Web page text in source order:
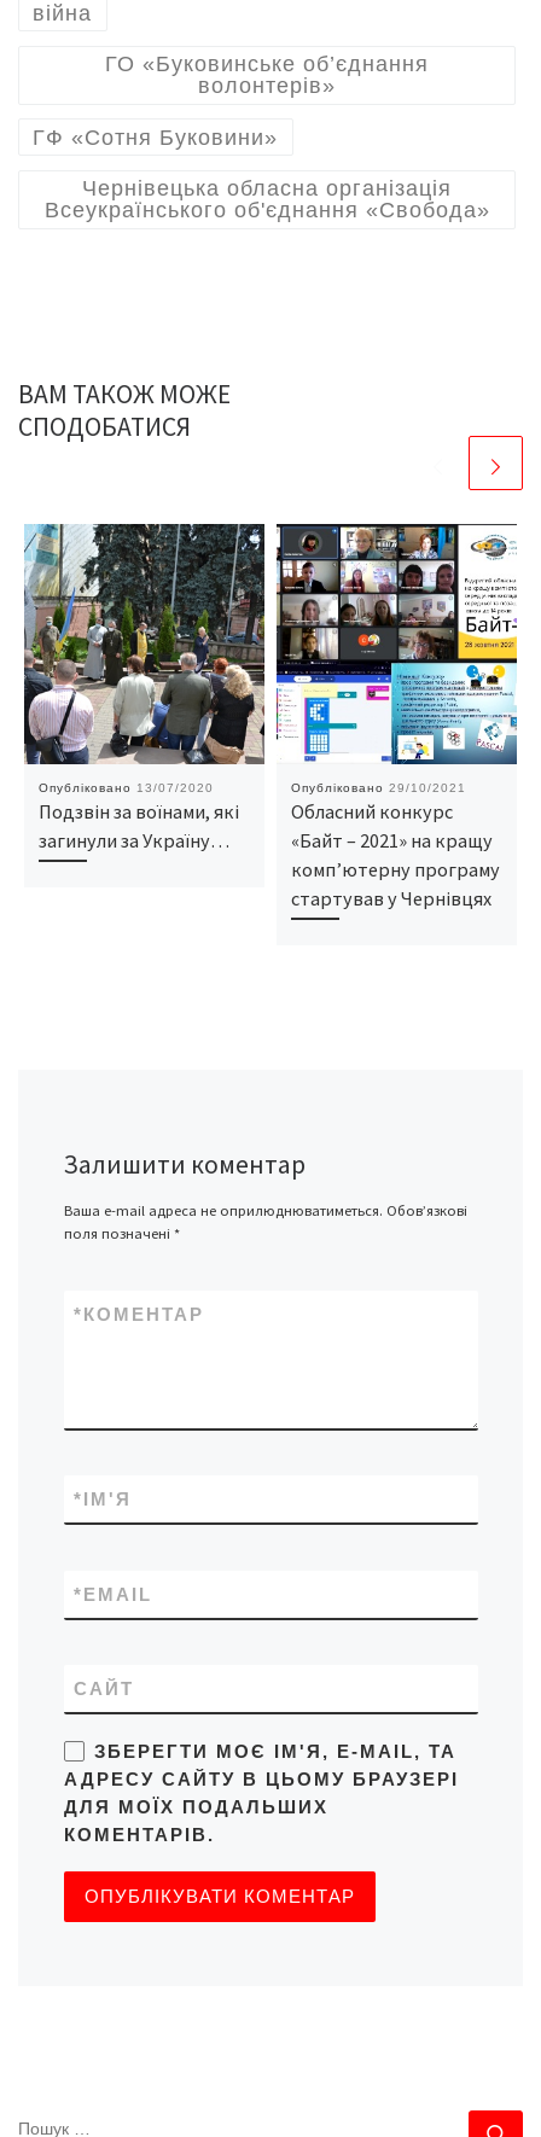
війна
ГО «Буковинське об’єднання
волонтерів»
ГФ «Сотня Буковини»
Чернівецька обласна організація
Всеукраїнського об'єднання «Свобода»
ВАМ ТАКОЖ МОЖЕ
СПОДОБАТИСЯ
Опубліковано 13/07/2020
Подзвін за воїнами, які
загинули за Україну…
Опубліковано 29/10/2021
Обласний конкурс
«Байт – 2021» на кращу
комп’ютерну програму
стартував у Чернівцях
Залишити коментар
Ваша e-mail адреса не оприлюднюватиметься. Обов’язкові
поля позначені *
КОМЕНТАР
*
ІМ'Я
*
EMAIL
*
САЙТ
ЗБЕРЕГТИ МОЄ ІМ'Я, E-MAIL, ТА
АДРЕСУ САЙТУ В ЦЬОМУ БРАУЗЕРІ
ДЛЯ МОЇХ ПОДАЛЬШИХ
КОМЕНТАРІВ.
ПОШУК